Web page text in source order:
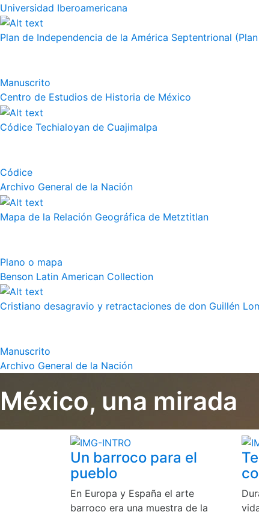
Universidad Iberoamericana
Plan de Independencia de la América Septentrional
Manuscrito
Centro de Estudios de Historia de México
Códice Techialoyan de Cuajimalpa
Códice
Archivo General de la Nación
Mapa de la Relación Geográfica de Metztitlan
Plano o mapa
Benson Latin American Collection
Cristiano desagravio y retractaciones de don Guillén
Manuscrito
Archivo General de la Nación
México, una mirada
Un barroco para el
pueblo
En Europa y España el arte
barroco era una muestra de la